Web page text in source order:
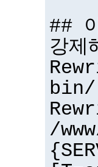
##
강제
bin/
/